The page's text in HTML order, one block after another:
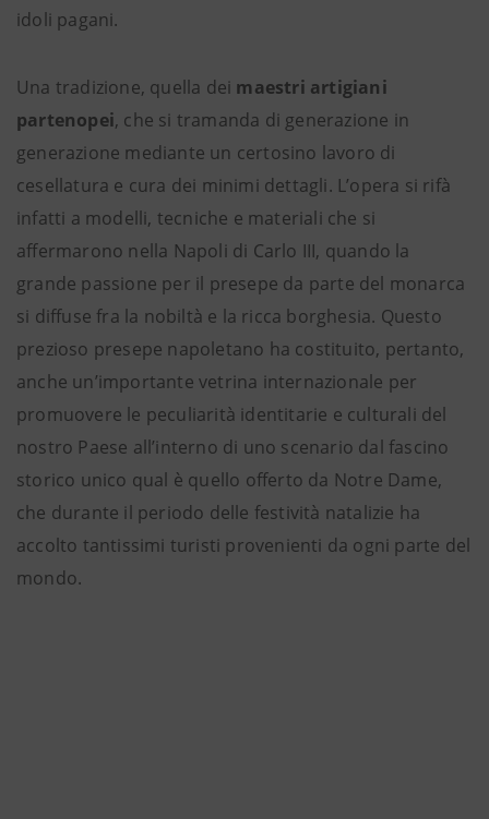
idoli pagani.
Una tradizione, quella dei maestri artigiani
partenopei, che si tramanda di generazione in
generazione mediante un certosino lavoro di
cesellatura e cura dei minimi dettagli. L’opera si rifà
infatti a modelli, tecniche e materiali che si
affermarono nella Napoli di Carlo III, quando la
grande passione per il presepe da parte del monarca
si diffuse fra la nobiltà e la ricca borghesia. Questo
prezioso presepe napoletano ha costituito, pertanto,
anche un’importante vetrina internazionale per
promuovere le peculiarità identitarie e culturali del
nostro Paese all’interno di uno scenario dal fascino
storico unico qual è quello offerto da Notre Dame,
che durante il periodo delle festività natalizie ha
accolto tantissimi turisti provenienti da ogni parte del
mondo.